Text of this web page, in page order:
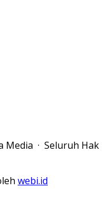
Media · Seluruh Hak
webi.id